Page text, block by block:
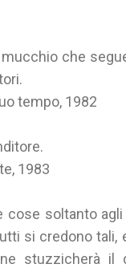
che
tempo, 1982
1983
cose soltanto
si credono
stuzzicherà